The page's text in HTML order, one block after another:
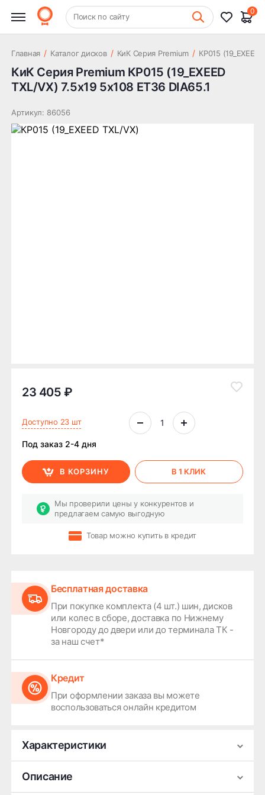
+7 (831) 261-35-35 Шиномонтаж
Поиск по сайту
0
(19_EXEED TXL/VX) 7.5x19 5x108
ET36 DIA65.1
23 405 ₽
Главная / Каталог дисков / КиК Серия Premium / КР015 (19_EXEED
КиК Серия Premium КР015 (19_EXEED
TXL/VX) 7.5x19 5x108 ET36 DIA65.1
Артикул: 86056
23 405 ₽
Доступно 23 шт
Под заказ 2-4 дня
В КОРЗИНУ В 1 КЛИК
Мы проверили цены у конкурентов и
предлагаем самую выгодную
Товар можно купить в кредит
Бесплатная доставка
При покупке комплекта (4 шт.) шин, дисков
или колес в сборе, доставка по Нижнему
Новгороду до двери или до терминала ТК -
за наш счет*
Кредит
При оформлении заказа вы можете
воспользоваться онлайн кредитом
Характеристики
Производитель
Ширина
7.5
Описание